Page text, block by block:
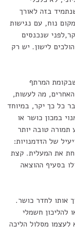
בזה לאורך
נוח, עם נגישות
שנכנסים
לישון. יש רק
שבקומת המרתף
מה לעשות,
כל כך יקר, במיוחד
במכון כושר או
תמורה טובה יותר
של הזדמנויות:
את המעלית. קצת
בסעיף ההוצאה
אותו לחדר כושר.
להליכון חשמלי
לעצמו מסלול הליכה